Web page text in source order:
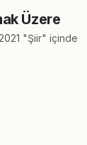
Üzere
"Şiir" içinde